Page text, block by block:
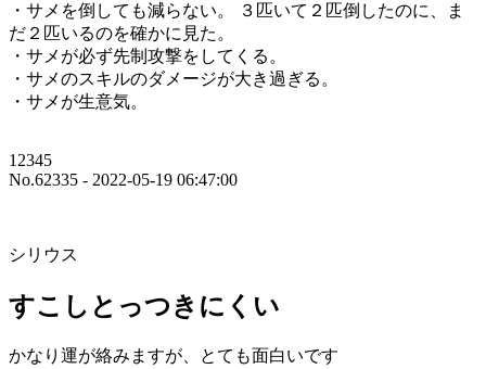
・サメを倒しても減らない。 ３匹いて２匹倒したのに、ま
だ２匹いるのを確かに見た。
・サメが必ず先制攻撃をしてくる。
・サメのスキルのダメージが大き過ぎる。
・サメが生意気。
12345
No.62335 - 2022-05-19 06:47:00
シリウス
すこしとっつきにくい
かなり運が絡みますが、とても面白いです